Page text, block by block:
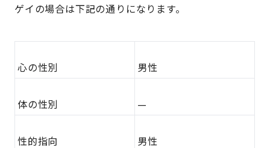
ゲイの場合は下記の通りになります。
心の性別 男性
体の性別 —
性的指向 男性